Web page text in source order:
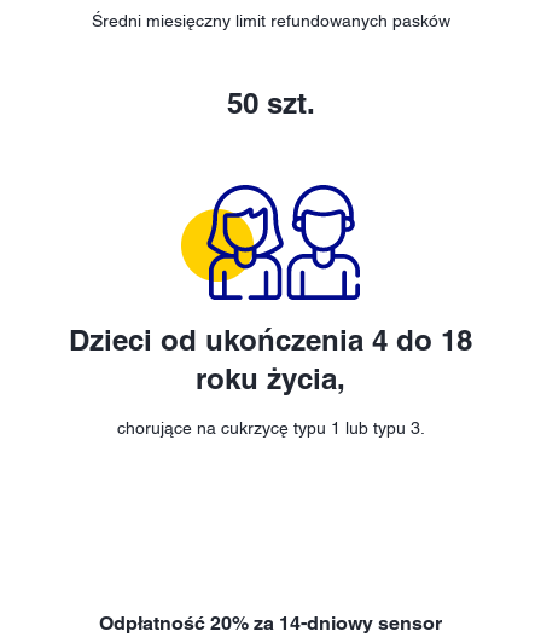
Średni miesięczny limit refundowanych pasków
50 szt.
Dzieci od ukończenia 4 do 18
roku życia,
chorujące na cukrzycę typu 1 lub typu 3.
Odpłatność 20% za 14-dniowy sensor